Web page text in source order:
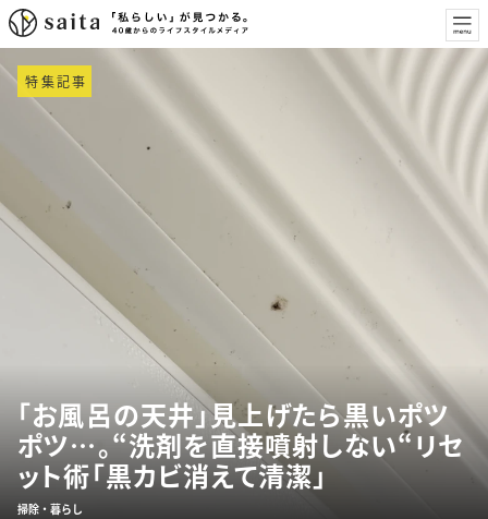
特集記事
「お風呂の天井」見上げたら黒いポツ
ポツ…。“洗剤を直接噴射しない“リセ
ット術「黒カビ消えて清潔」
掃除・暮らし